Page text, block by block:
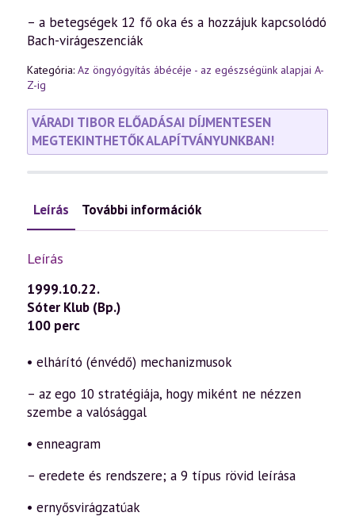
– a betegségek 12 fő oka és a hozzájuk kapcsolódó
Bach-virágeszenciák
Kategória: Az öngyógyítás ábécéje - az egészségünk alapjai A-
Z-ig
VÁRADI TIBOR ELŐADÁSAI DÍJMENTESEN
MEGTEKINTHETŐK ALAPÍTVÁNYUNKBAN!
Leírás További információk
Leírás
1999.10.22.
Sóter Klub (Bp.)
100 perc
• elhárító (énvédő) mechanizmusok
– az ego 10 stratégiája, hogy miként ne nézzen
szembe a valósággal
• enneagram
– eredete és rendszere; a 9 típus rövid leírása
• ernyősvirágzatúak